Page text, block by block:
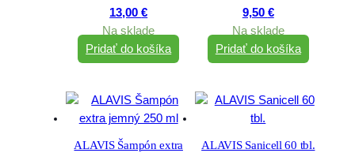
13,00€
Na sklade
Pridať do košíka
9,50 €
Na sklade
Pridať do košíka
ALAVIS Šampón extra
ALAVIS Sanicell 60 tbl.